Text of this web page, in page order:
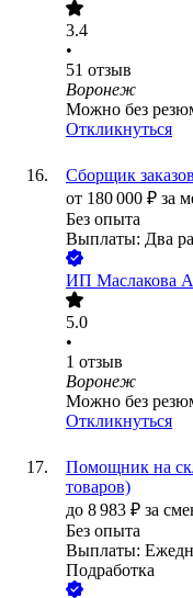
3.4
•
51 отзыв
Воронеж
Можно без
Откликнуться
Сборщик
от 180 000 ₽ за
Без опыта
Выплаты: Два
ИП Маслакова
5.0
•
1 отзыв
Воронеж
Можно без
Откликнуться
Помощник на
товаров)
до 8 983 ₽ за
Без опыта
Выплаты:
Подработка